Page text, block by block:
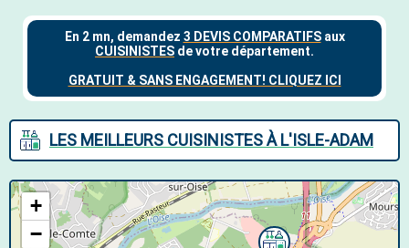
LES MEILLEURS CUISINISTES À L'ISLE-ADAM
+
−